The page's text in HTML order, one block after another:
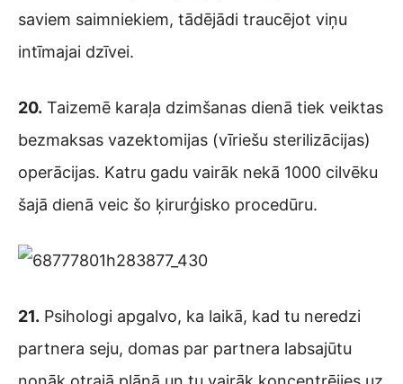
saviem saimniekiem, tādējādi traucējot viņu
intīmajai dzīvei.
20. Taizemē karaļa dzimšanas dienā tiek veiktas
bezmaksas vazektomijas (vīriešu sterilizācijas)
operācijas. Katru gadu vairāk nekā 1000 cilvēku
šajā dienā veic šo ķirurģisko procedūru.
21. Psihologi apgalvo, ka laikā, kad tu neredzi
partnera seju, domas par partnera labsajūtu